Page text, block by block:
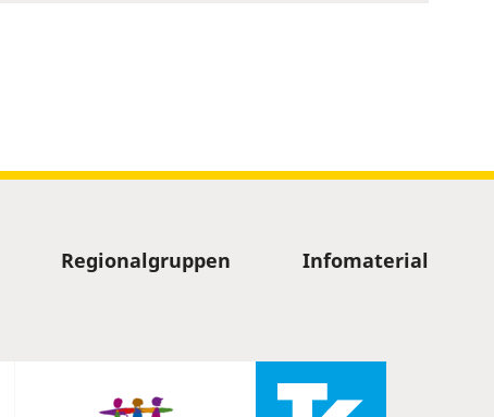
Regionalgruppen Infomaterial